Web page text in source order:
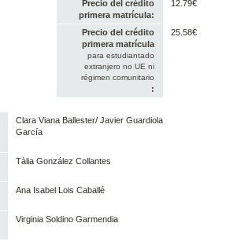
Precio del crédito
primera matrícula:
12.79€
Precio del crédito
primera matrícula
para estudiantado
extranjero no UE ni
régimen comunitario
:
25.58€
Clara Viana Ballester/ Javier Guardiola
García
Tàlia González Collantes
Ana Isabel Lois Caballé
Virginia Soldino Garmendia